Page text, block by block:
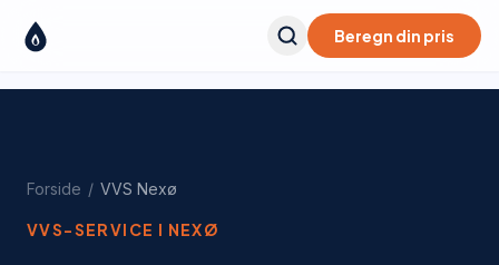
Beregn din pris
Forside / VVS Nexø
VVS-SERVICE I NEXØ